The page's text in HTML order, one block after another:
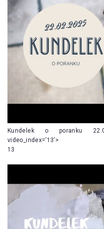
Kundelek o poranku
video_index=’13’>
13